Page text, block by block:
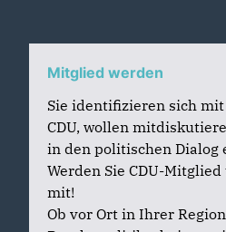
Mitglied werden
Sie identifizieren sich
CDU, wollen
in den politischen Dialog
Werden Sie CDU-
mit!
Ob vor Ort in Ihrer